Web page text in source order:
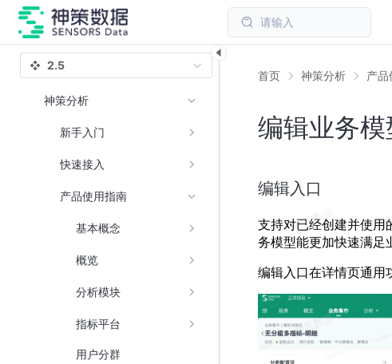
请输入
首页 神策分析 产品
编辑业务模
编辑入口
支持对已经创建并使用
务模型能更加快速满足
编辑入口在详情页通用
2.5
神策分析
新手入门
快速接入
产品使用指南
基本概念
概览
分析模块
指标平台
用户分群